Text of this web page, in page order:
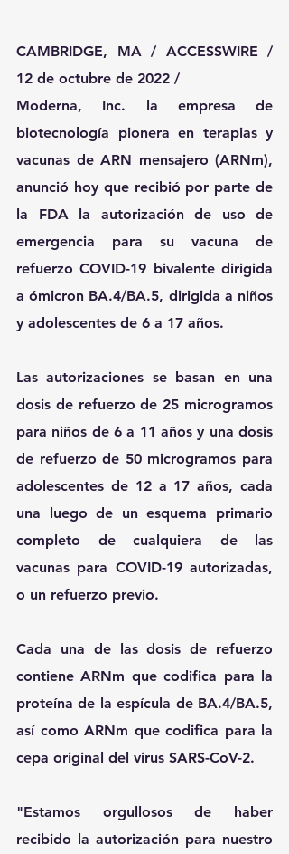
CAMBRIDGE, MA / ACCESSWIRE /
12 de octubre de 2022 /
Moderna, Inc. la empresa de
biotecnología pionera en terapias y
vacunas de ARN mensajero (ARNm),
anunció hoy que recibió por parte de
la FDA la autorización de uso de
emergencia para su vacuna de
refuerzo COVID-19 bivalente dirigida
a ómicron BA.4/BA.5, dirigida a niños
y adolescentes de 6 a 17 años.
Las autorizaciones se basan en una
dosis de refuerzo de 25 microgramos
para niños de 6 a 11 años y una dosis
de refuerzo de 50 microgramos para
adolescentes de 12 a 17 años, cada
una luego de un esquema primario
completo de cualquiera de las
vacunas para COVID-19 autorizadas,
o un refuerzo previo.
Cada una de las dosis de refuerzo
contiene ARNm que codifica para la
proteína de la espícula de BA.4/BA.5,
así como ARNm que codifica para la
cepa original del virus SARS-CoV-2.
"Estamos orgullosos de haber
recibido la autorización para nuestro